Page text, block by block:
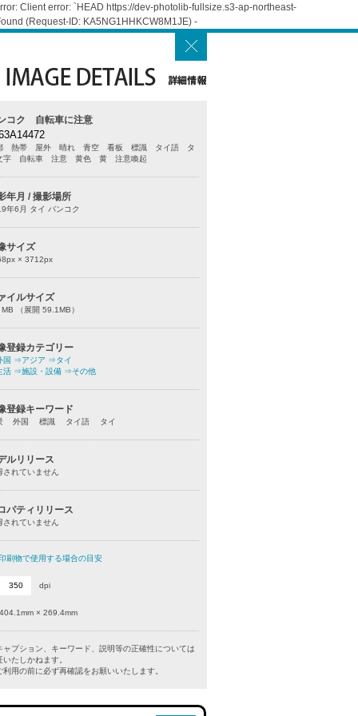
Client error: `HEAD https://dev-photolib-fullsize.s3-ap-northeast-
(Request-ID: KA5NG1HHKCW8M1JE) -
コク 自転車に注意
熱帯 屋外 晴れ 青空 看板 標識 タイ語 タ
字 自転車 注意 黄色 黄 注意喚起
年月 / 撮影場所
年6月 タイ バンコク
サイズ
px × 3712px
イルサイズ
（展開 59.1MB）
登録カテゴリー
⇒アジア ⇒タイ
活 ⇒施設・設備 ⇒その他
登録キーワード
外国 標識 タイ語 タイ
ルリリース
されていません
パティリリース
されていません
刷物で使用する場合の目安
dpi
× 269.4mm
プション、キーワード、説明等の正確性については
いたしかねます。
用の前に必ず再確認をお願いいたします。